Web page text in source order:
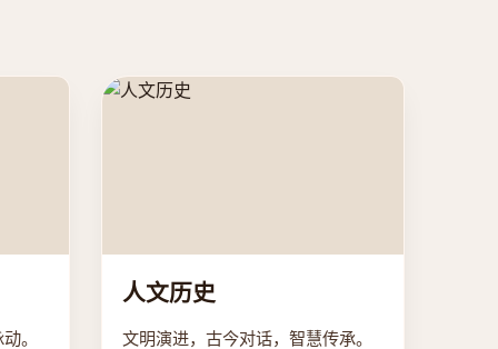
。
人文历史
文明演进，古今对话，智慧传承。